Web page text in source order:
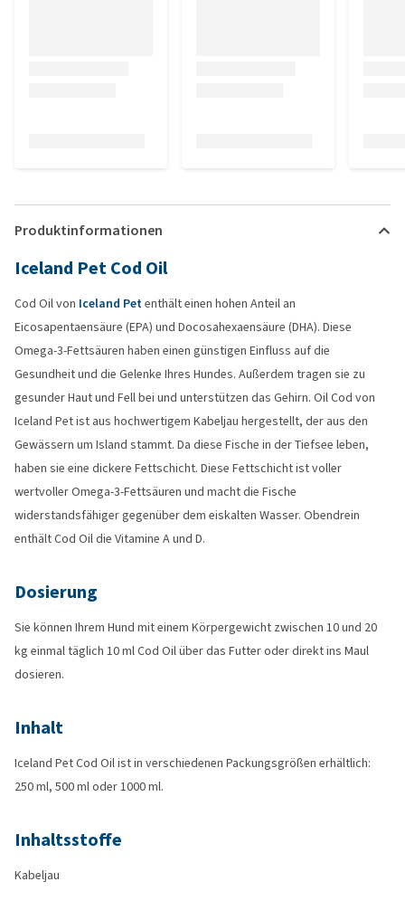
Produktinformationen
Iceland Pet Cod Oil
Cod Oil von Iceland Petenthält einen hohen Anteil an
Eicosapentaensäure (EPA) und Docosahexaensäure (DHA). Diese
Omega-3-Fettsäuren haben einen günstigen Einfluss auf die
Gesundheit und die Gelenke Ihres Hundes. Außerdem tragen sie zu
gesunder Haut und Fell bei und unterstützen das Gehirn. Oil Cod von
Iceland Pet ist aus hochwertigem Kabeljau hergestellt, der aus den
Gewässern um Island stammt. Da diese Fische in der Tiefsee leben,
haben sie eine dickere Fettschicht. Diese Fettschicht ist voller
wertvoller Omega-3-Fettsäuren und macht die Fische
widerstandsfähiger gegenüber dem eiskalten Wasser. Obendrein
enthält Cod Oil die Vitamine A und D.
Dosierung
Sie können Ihrem Hund mit einem Körpergewicht zwischen 10 und 20
kg einmal täglich 10 ml Cod Oil über das Futter oder direkt ins Maul
dosieren.
Inhalt
Iceland Pet Cod Oil ist in verschiedenen Packungsgrößen erhältlich:
250 ml, 500 ml oder 1000 ml.
Inhaltsstoffe
Kabeljau